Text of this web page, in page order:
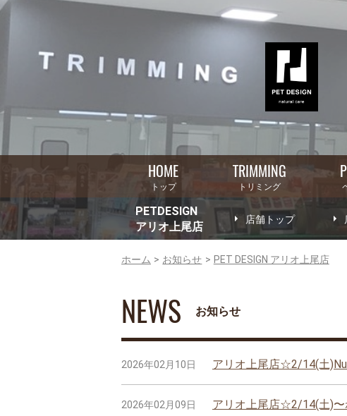
HOME
トップ
TRIMMING
トリミング
PETDESIGN
アリオ上尾店
店舗トップ
ホーム お知らせ PET DESIGN アリオ上尾店
NEWS お知らせ
2026年02月10日 アリオ上尾店☆2/14(土
2026年02月09日 アリオ上尾店☆2/14(土)〜